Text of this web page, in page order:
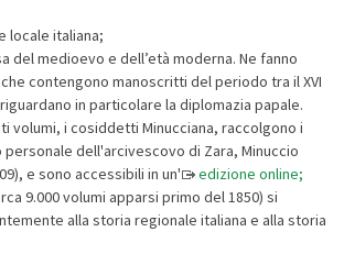
locale italiana;
del medioevo e dell’età moderna. Ne fanno
contengono manoscritti del periodo tra il XVI
in particolare la diplomazia papale.
volumi, i cosiddetti Minucciana, raccolgono i
dell'arcivescovo di Zara, Minuccio
e sono accessibili in un'
edizione online;
9.000 volumi apparsi primo del 1850) si
alla storia regionale italiana e alla storia